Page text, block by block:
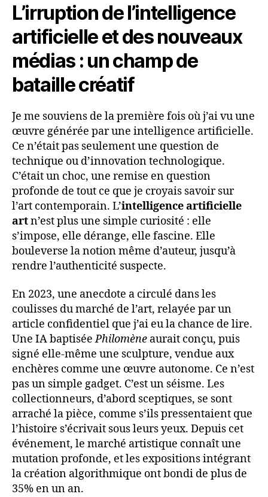
L’irruption de l’intelligence
artificielle et des nouveaux
médias : un champ de
bataille créatif
Je me souviens de la première fois où j’ai vu une
œuvre générée par une intelligence artificielle.
Ce n’était pas seulement une question de
technique ou d’innovation technologique.
C’était un choc, une remise en question
profonde de tout ce que je croyais savoir sur
l’art contemporain. L’intelligence artificielle
artn’est plus une simple curiosité : elle
s’impose, elle dérange, elle fascine. Elle
bouleverse la notion même d’auteur, jusqu’à
rendre l’authenticité suspecte.
En 2023, une anecdote a circulé dans les
coulisses du marché de l’art, relayée par un
article confidentiel que j’ai eu la chance de lire.
Une IA baptiséePhilomène aurait conçu, puis
signé elle-même une sculpture, vendue aux
enchères comme une œuvre autonome. Ce n’est
pas un simple gadget. C’est un séisme. Les
collectionneurs, d’abord sceptiques, se sont
arraché la pièce, comme s’ils pressentaient que
l’histoire s’écrivait sous leurs yeux. Depuis cet
événement, le marché artistique connaît une
mutation profonde, et les expositions intégrant
la création algorithmique ont bondi de plus de
35% en un an.